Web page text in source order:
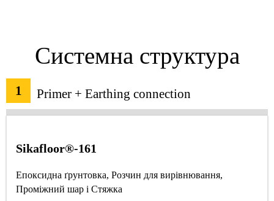
Системна структура
1 Primer + Earthing connection
Sikafloor®-161
Епоксидна ґрунтовка, Розчин для вирівнювання,
Проміжний шар і Стяжка